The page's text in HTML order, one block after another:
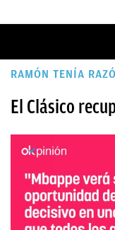
ÚLTIMAS
NOTICIAS
MADRID
BALONCESTO
CANTERA
RAMÓN TENÍA
El Clásico